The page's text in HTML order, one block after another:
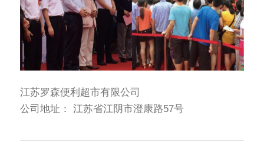
江苏罗森便利超市有限公司
公司地址：
江苏省江阴市澄康路57号